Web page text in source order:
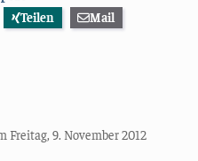
Teilen
Mail
Freitag, 9. November 2012